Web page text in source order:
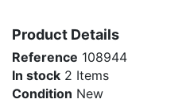
Product Details
Reference 108944
In stock 2 Items
Condition New